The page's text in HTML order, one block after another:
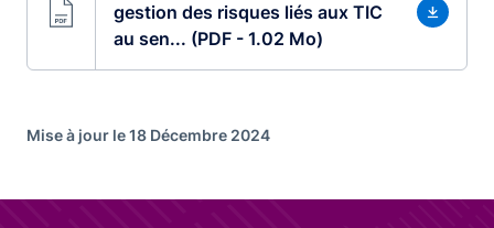
gestion des risques liés aux TIC
au sen... (PDF - 1.02 Mo)
Mise à jour le 18 Décembre 2024